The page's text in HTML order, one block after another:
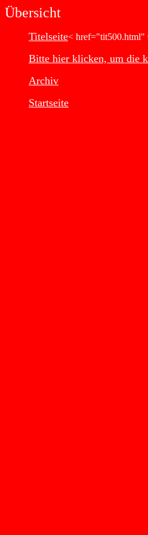
Übersicht
Titelseite< href="tit500.html"
Bitte hier klicken, um die
Archiv
Startseite